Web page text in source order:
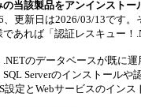
の当該製品をアンインストー
、更新日は2026/03/13です。
あれば「認証レスキュー
のデータベースが既に
Serverのインストールや
定とWebサービスのインス